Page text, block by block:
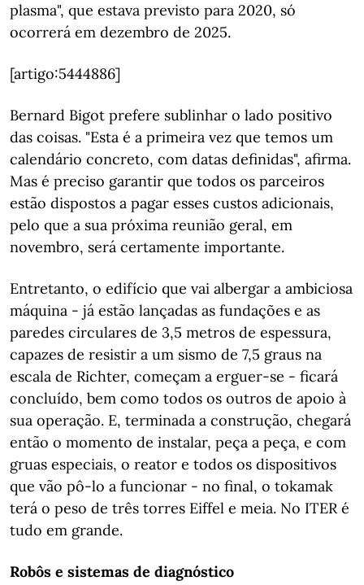
plasma", que estava previsto para 2020, só
ocorrerá em dezembro de 2025.
[artigo:5444886]
Bernard Bigot prefere sublinhar o lado positivo
das coisas. "Esta é a primeira vez que temos um
calendário concreto, com datas definidas", afirma.
Mas é preciso garantir que todos os parceiros
estão dispostos a pagar esses custos adicionais,
pelo que a sua próxima reunião geral, em
novembro, será certamente importante.
Entretanto, o edifício que vai albergar a ambiciosa
máquina - já estão lançadas as fundações e as
paredes circulares de 3,5 metros de espessura,
capazes de resistir a um sismo de 7,5 graus na
escala de Richter, começam a erguer-se - ficará
concluído, bem como todos os outros de apoio à
sua operação. E, terminada a construção, chegará
então o momento de instalar, peça a peça, e com
gruas especiais, o reator e todos os dispositivos
que vão pô-lo a funcionar - no final, o tokamak
terá o peso de três torres Eiffel e meia. No ITER é
tudo em grande.
Robôs e sistemas de diagnóstico